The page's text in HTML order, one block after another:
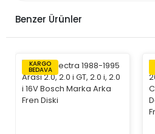
Benzer Ürünler
KARGO
BEDAVA